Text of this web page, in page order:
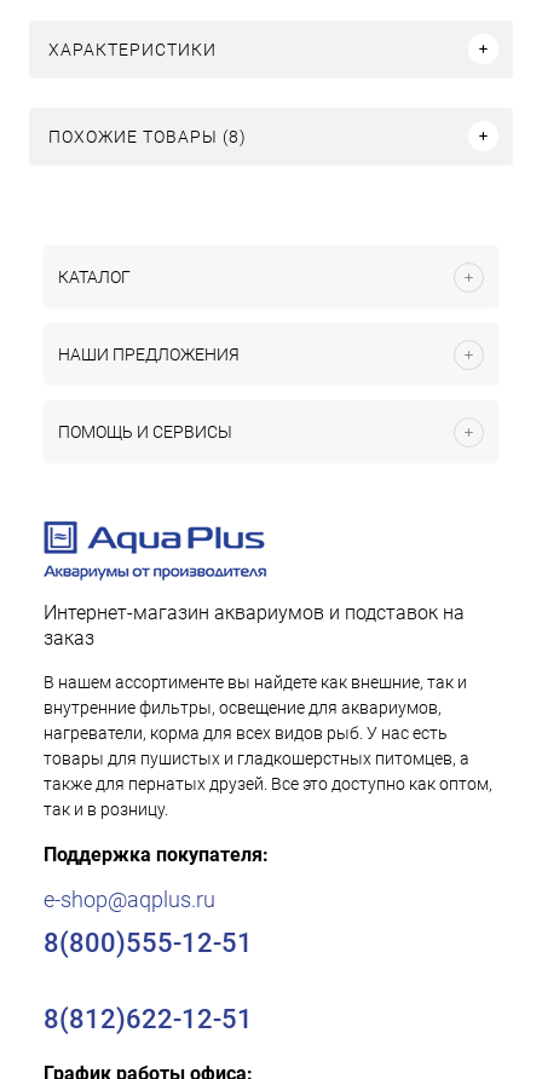
ХАРАКТЕРИСТИКИ
ПОХОЖИЕ ТОВАРЫ (8)
КАТАЛОГ
НАШИ ПРЕДЛОЖЕНИЯ
ПОМОЩЬ И СЕРВИСЫ
Интернет-магазин аквариумов и подставок на
заказ
В нашем ассортименте вы найдете как внешние, так и
внутренние фильтры, освещение для аквариумов,
нагреватели, корма для всех видов рыб. У нас есть
товары для пушистых и гладкошерстных питомцев, а
также для пернатых друзей. Все это доступно как оптом,
так и в розницу.
Поддержка покупателя:
e-shop@aqplus.ru
8(800)555-12-51
8(812)622-12-51
График работы офиса: